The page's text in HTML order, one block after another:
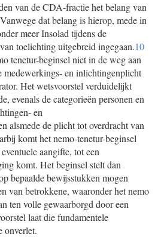
van de CDA-fractie het belang van
dat belang is hierop, mede in
meer Insolad tijdens de
toelichting uitgebreid ingegaan.10
tenetur-beginsel niet in de weg aan
medewerkings- en inlichtingenplicht
Het wetsvoorstel verduidelijkt
evenals de categorieën personen en
en
alsmede de plicht tot overdracht van
komt het nemo-tenetur-beginsel
aangifte, tot een
komt. Het beginsel stelt dan
bepaalde bewijsstukken mogen
van betrokkene, waaronder het nemo
ten volle gewaarborgd door een
laat die fundamentele
onverlet.